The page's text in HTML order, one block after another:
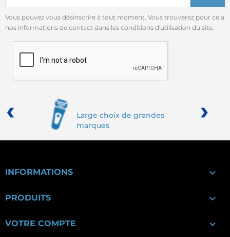
Vous pouvez vous désinscrire à tout moment. Vous trouverez pour cela
nos informations de contact dans les conditions d'utilisation du site.
Large choix de grandes
marques
‹ ›
INFORMATIONS 
PRODUITS 
VOTRE COMPTE 